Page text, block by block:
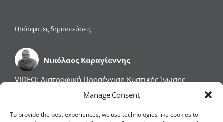
Manage Consent
To provide the best experiences, we use technologies like cookies to
Πρόσφατες δημοσιεύσεις
Νικόλαος Καραγίαννης
VIDEO: Διατροφική Προσέγγιση Κυστικής Ίνωσης
VIDEO: Φλεγμονώδεις Παθήσεις του Εντέρου: Νόσος
του Crohn & Ελκώδης Κολίτιδα
Η Διατροφή Επηρεάζει την Βιολογική μας Ηλικία